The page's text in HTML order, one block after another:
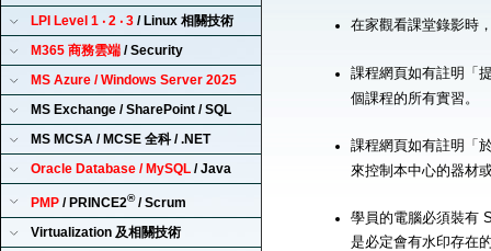
LPI Level 1 ‧ 2 ‧ 3 / Linux 相關技術
M365 商務雲端 / Security
MS Azure / Windows Server 2025
MS Exchange / SharePoint / SQL
MS MCSA / MCSE 全科 / .NET
Oracle Database / MySQL / Java
PMP / PRINCE2®/ Scrum
Virtualization 及相關技術
在家觀看課堂錄影時
課程網頁如有註明「
個課程的所有實習。
課程網頁如有註明「
來控制本中心的器材
學員的電腦必須裝有
是必定會有水印存在